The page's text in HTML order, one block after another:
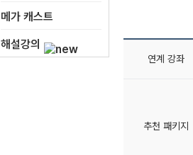
메가 캐스트
해설강의
연계 강좌
추천 패키지